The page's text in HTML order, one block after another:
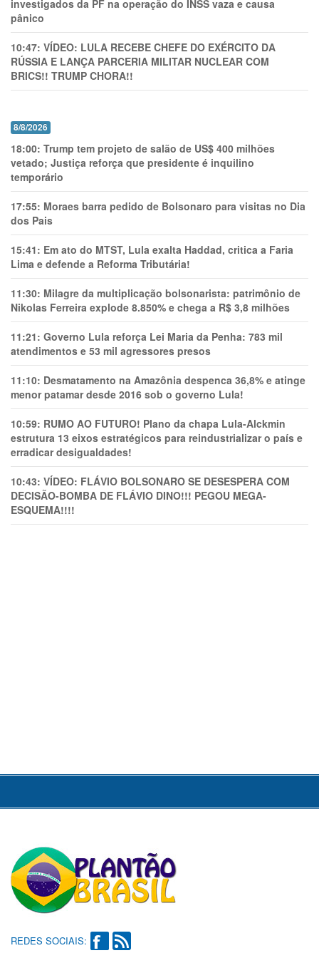
investigados da PF na operação do INSS vaza e causa
pânico
10:47: VÍDEO: LULA RECEBE CHEFE DO EXÉRCITO DA
RÚSSIA E LANÇA PARCERIA MILITAR NUCLEAR COM
BRICS!! TRUMP CHORA!!
8/8/2026
18:00: Trump tem projeto de salão de US$ 400 milhões
vetado; Justiça reforça que presidente é inquilino
temporário
17:55: Moraes barra pedido de Bolsonaro para visitas no Dia
dos Pais
15:41: Em ato do MTST, Lula exalta Haddad, critica a Faria
Lima e defende a Reforma Tributária!
11:30: Milagre da multiplicação bolsonarista: patrimônio de
Nikolas Ferreira explode 8.850% e chega a R$ 3,8 milhões
11:21: Governo Lula reforça Lei Maria da Penha: 783 mil
atendimentos e 53 mil agressores presos
11:10: Desmatamento na Amazônia despenca 36,8% e atinge
menor patamar desde 2016 sob o governo Lula!
10:59: RUMO AO FUTURO! Plano da chapa Lula-Alckmin
estrutura 13 eixos estratégicos para reindustrializar o país e
erradicar desigualdades!
10:43: VÍDEO: FLÁVIO BOLSONARO SE DESESPERA COM
DECISÃO-BOMBA DE FLÁVIO DINO!!! PEGOU MEGA-
ESQUEMA!!!!
REDES SOCIAIS: